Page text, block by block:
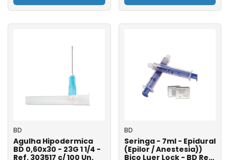
BD
Agulha Hipodermica
BD 0,60x30 - 23G 1 1/4 -
Ref. 303517 c/ 100 Un.
BD
Seringa - 7ml - Epidural
(Epilor / Anestesia))
Bico Luer Lock - BD Ref.